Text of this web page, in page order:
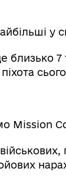
у
близько
Mission